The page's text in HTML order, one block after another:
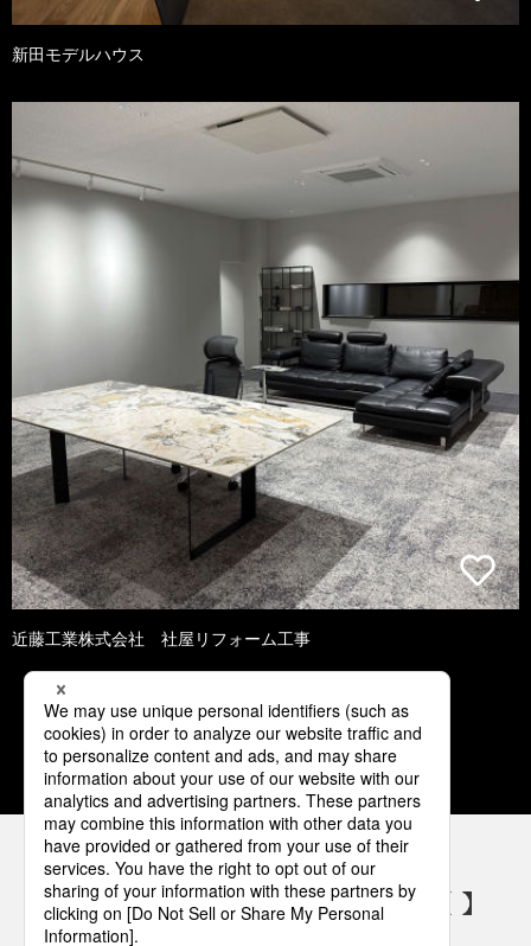
新田モデルハウス
近藤工業株式会社 社屋リフォーム工事
1 2 3 4 5
パナソニックの電気設備 SNSアカウント